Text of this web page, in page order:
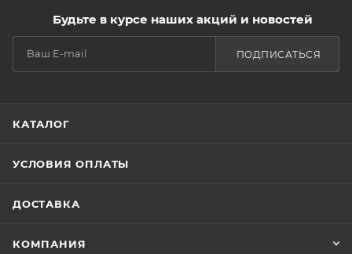
Будьте в курсе наших акций и новостей
ПОДПИСАТЬСЯ
КАТАЛОГ
УСЛОВИЯ ОПЛАТЫ
ДОСТАВКА
КОМПАНИЯ